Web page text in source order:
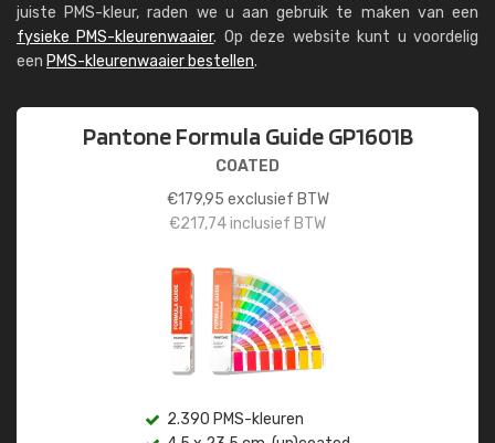
juiste PMS-kleur, raden we u aan gebruik te maken van een
fysieke PMS-kleurenwaaier. Op deze website kunt u voordelig
een PMS-kleurenwaaier bestellen.
Pantone Formula Guide GP1601B
COATED
€179,95 exclusief BTW
€217,74inclusief BTW
2.390 PMS-kleuren